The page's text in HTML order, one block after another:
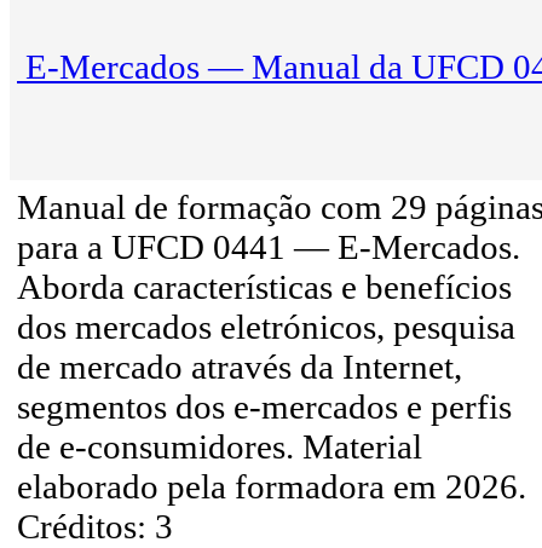
E-Mercados — Manual da UFCD
Manual de formação com 29
para a UFCD 0441 — E-Mercados.
Aborda características e benefícios
dos mercados eletrónicos, pesquisa
de mercado através da Internet,
segmentos dos e-mercados e perfis
de e-consumidores. Material
elaborado pela formadora em 2026.
Créditos: 3